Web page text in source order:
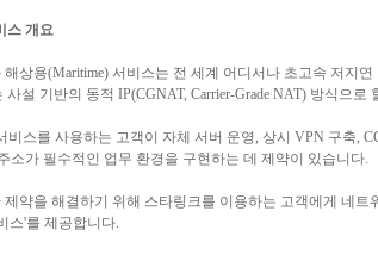
스 개요
해상용(Maritime) 서비스는 전 세계 어디서나 초고속 저지
사설 기반의 동적 IP(CGNAT, Carrier-Grade NAT) 방식으로
비스를 사용하는 고객이 자체 서버 운영, 상시 VPN 구축,
소가 필수적인 업무 환경을 구현하는 데 제약이 있습니다.
약을 해결하기 위해 스타링크를 이용하는 고객에게 네트
스'를 제공합니다.